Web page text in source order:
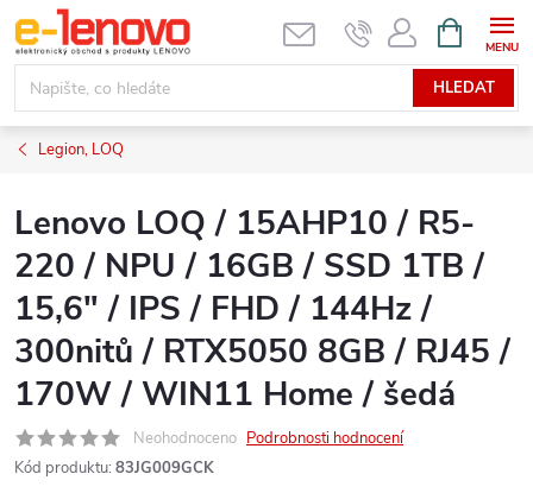
Přejít
na
obsah
HLEDAT
NÁKUPNÍ
KOŠÍK
Legion, LOQ
Lenovo LOQ / 15AHP10 / R5-
220 / NPU / 16GB / SSD 1TB /
15,6" / IPS / FHD / 144Hz /
300nitů / RTX5050 8GB / RJ45 /
170W / WIN11 Home / šedá
Neohodnoceno Podrobnosti hodnocení
Kód produktu: 83JG009GCK